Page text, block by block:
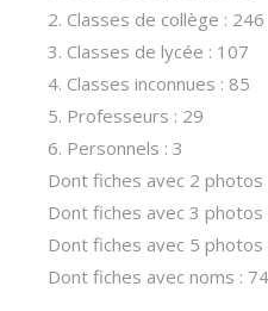
2. Classes de collège : 246
3. Classes de lycée : 107
4. Classes inconnues : 85
5. Professeurs : 29
6. Personnels : 3
Dont fiches avec 2 photos
Dont fiches avec 3 photos
Dont fiches avec 5 photos
Dont fiches avec noms : 74